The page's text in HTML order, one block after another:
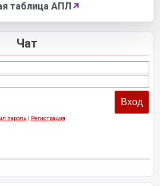
таблица АПЛ ↗
Чат
пароль | Регистрация